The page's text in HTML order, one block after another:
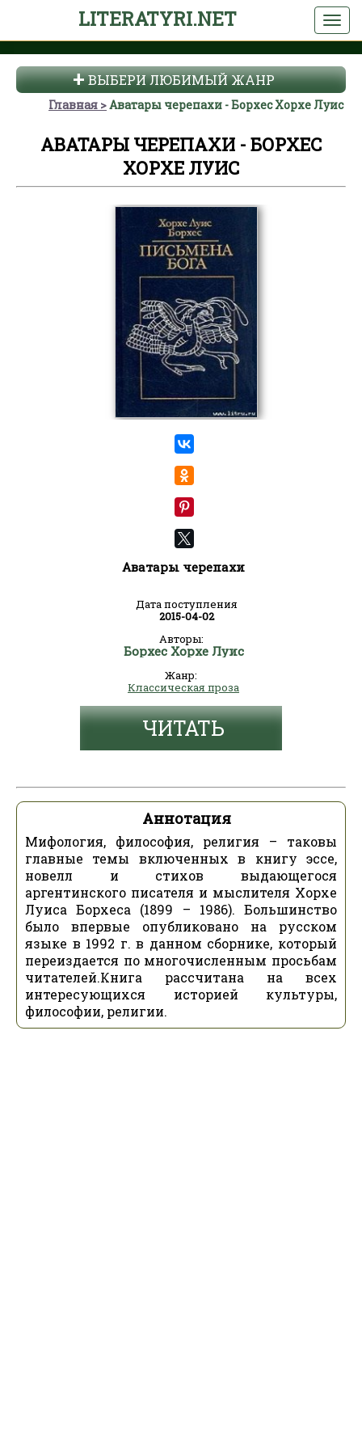
LITERATYRI.NET
ВЫБЕРИ ЛЮБИМЫЙ ЖАНР
Главная Аватары черепахи - Борхес Хорхе Луис
АВАТАРЫ ЧЕРЕПАХИ - БОРХЕС
ХОРХЕ ЛУИС
Аватары черепахи
Дата поступления
2015-04-02
Авторы:
Борхес Хорхе Луис
Жанр:
Классическая проза
ЧИТАТЬ
Аннотация
Мифология, философия, религия – таковы
главные темы включенных в книгу эссе,
новелл и стихов выдающегося
аргентинского писателя и мыслителя Хорхе
Луиса Борхеса (1899 – 1986). Большинство
было впервые опубликовано на русском
языке в 1992 г. в данном сборнике, который
переиздается по многочисленным просьбам
читателей.Книга рассчитана на всех
интересующихся историей культуры,
философии, религии.